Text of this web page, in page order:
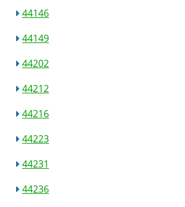
44146
44149
44202
44212
44216
44223
44231
44236